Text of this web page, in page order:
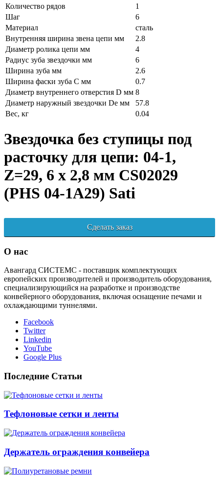
Количество рядов
1
Шаг
6
Материал
сталь
Внутренняя ширина звена цепи мм
2.8
Диаметр ролика цепи мм
4
Радиус зуба звездочки мм
6
Ширина зуба мм
2.6
Ширина фаски зуба C мм
0.7
Диаметр внутреннего отверстия D мм 8
Диаметр наружный звездочки De мм
57.8
Вес, кг
0.04
Звездочка без ступицы под
расточку для цепи: 04-1,
Z=29, 6 x 2,8 мм CS02029
(PHS 04-1A29) Sati
Сделать заказ
О нас
Авангард СИСТЕМС - поставщик комплектующих
европейских производителей и производитель оборудования,
специализирующийся на разработке и производстве
конвейерного оборудования, включая оснащение печами и
охлаждающими туннелями.
Facebook
Twitter
Linkedin
YouTube
Google Plus
Последние Статьи
Тефлоновые сетки и ленты
Держатель ограждения конвейера